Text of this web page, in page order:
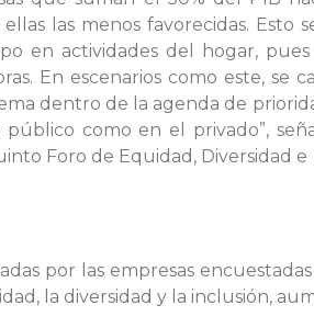
las menos favorecidas. Esto
en actividades del hogar, pues
En escenarios como este, se
dentro de la agenda de
como en el privado”,
Foro de Equidad, Diversidad e
por las empresas
la diversidad y la inclusión,